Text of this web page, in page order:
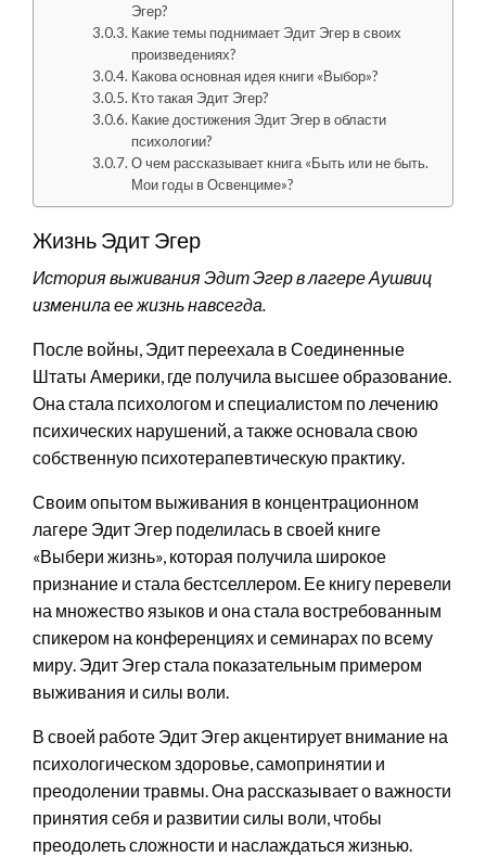
Эгер?
Какие темы поднимает Эдит Эгер в своих
произведениях?
Какова основная идея книги «Выбор»?
Кто такая Эдит Эгер?
Какие достижения Эдит Эгер в области
психологии?
О чем рассказывает книга «Быть или не быть.
Мои годы в Освенциме»?
Жизнь Эдит Эгер
История выживания Эдит Эгер в лагере Аушвиц
изменила ее жизнь навсегда.
После войны, Эдит переехала в Соединенные
Штаты Америки, где получила высшее образование.
Она стала психологом и специалистом по лечению
психических нарушений, а также основала свою
собственную психотерапевтическую практику.
Своим опытом выживания в концентрационном
лагере Эдит Эгер поделилась в своей книге
«Выбери жизнь», которая получила широкое
признание и стала бестселлером. Ее книгу перевели
на множество языков и она стала востребованным
спикером на конференциях и семинарах по всему
миру. Эдит Эгер стала показательным примером
выживания и силы воли.
В своей работе Эдит Эгер акцентирует внимание на
психологическом здоровье, самопринятии и
преодолении травмы. Она рассказывает о важности
принятия себя и развитии силы воли, чтобы
преодолеть сложности и наслаждаться жизнью.